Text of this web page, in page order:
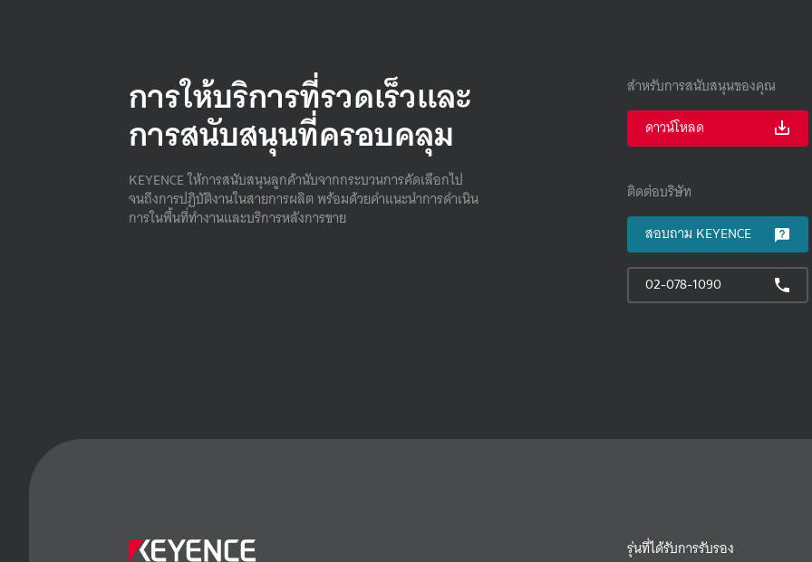
การให้บริการที่รวดเร็วและ
การสนับสนุนที่ครอบคลุม
KEYENCE ให้การสนับสนุนลูกค้านับจากกระบวนการคัดเลือกไป
จนถึงการปฏิบัติงานในสายการผลิต พร้อมด้วยคําแนะนําการดําเนิน
การในพื้นที่ทํางานและบริการหลังการขาย
สำหรับการสนับสนุนของคุณ
ดาวน์โหลด
ติดต่อบริษัท
สอบถาม KEYENCE
02-078-1090
รุ่นที่ได้รับการรับรอง